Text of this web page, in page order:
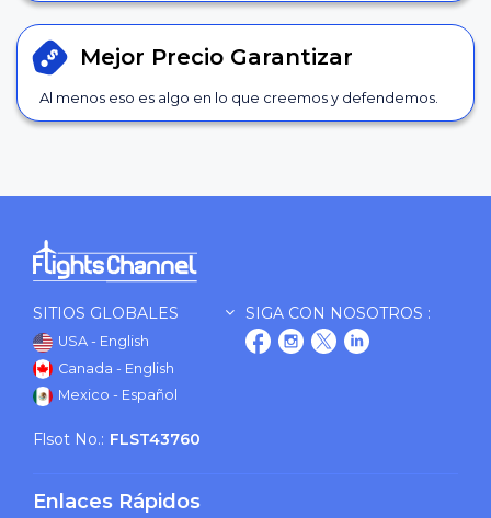
Mejor Precio Garantizar
Al menos eso es algo en lo que creemos y defendemos.
SITIOS GLOBALES
USA - English
Canada - English
Mexico - Español
SIGA CON NOSOTROS :
Flsot No.: FLST43760
Enlaces Rápidos